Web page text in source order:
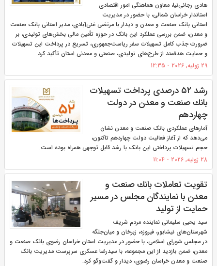
هادی رجائی‌نیا، معاون هماهنگی امور اقتصادی
استاندار خراسان شمالی، با حضور در مدیریت
استانی بانک صنعت و معدن و دیدار با مرتضی غنی‌آبادی، مدیر استانی بانک صنعت
و معدن، ضمن بررسی عملکرد این بانک در حوزه تأمین مالی بخش‌های تولیدی، بر
ضرورت جذب کامل تسهیلات سفر ریاست‌جمهوری، تسریع در پرداخت این تسهیلات
و حمایت هدفمند از طرح‌های تولیدی، صنعتی و معدنی استان تأکید کرد.
29 ژولیه, 2026 - 12:35
رشد ۵۲ درصدی پرداخت تسهیلات
بانك صنعت و معدن در دولت
چهاردهم
آمارهای عملکردی بانک صنعت و معدن نشان
می‌دهد که از آغاز فعالیت دولت چهاردهم تاکنون،
حجم تسهیلات پرداختی این بانک با رشد قابل توجهی همراه بوده است.
28 ژولیه, 2026 - 11:04
تقویت تعاملات بانك صنعت و
معدن با نمایندگان مجلس در مسیر
حمایت از تولید
سید یحیی سلیمانی نماینده مردم شریف
شهرستان‌های نیشابور، فیروزه، زبرخان و میان‌جلگه
در مجلس شورای اسلامی، با حضور در مدیریت استان خراسان رضوی بانک صنعت و
معدن، ضمن بازدید از این مجموعه، با سیدرضا عسکری سرپرست مدیریت بانک
صنعت و معدن خراسان رضوی، دیدار و گفت‌وگو کرد.